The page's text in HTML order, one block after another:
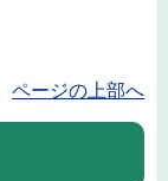
ページの上部へ